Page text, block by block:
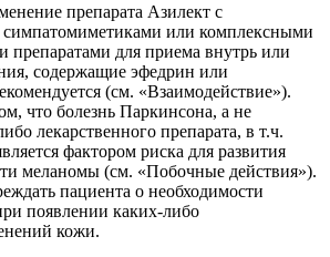
препарата Азилект с
симпатомиметиками или комплексными
препаратами для приема внутрь или
содержащие эфедрин или
(см. «Взаимодействие»).
что болезнь Паркинсона, а не
лекарственного препарата, в т.ч.
фактором риска для развития
меланомы (см. «Побочные действия»).
пациента о необходимости
появлении каких-либо
кожи.